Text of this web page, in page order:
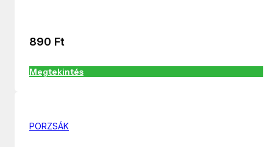
890 Ft
Megtekintés
PORZSÁK